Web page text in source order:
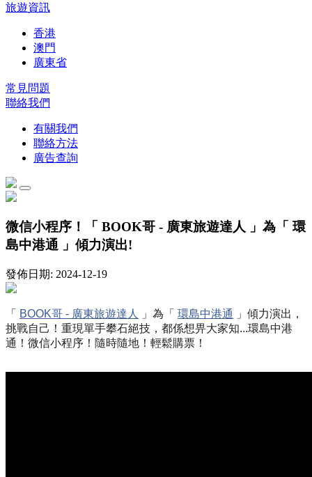
旅遊資訊
香港
澳門
廣東省
常見問題
聯絡我們
有關我們
聯絡方法
廣告查詢
微信小程序！「 BOOK哥 - 廣東旅遊達人 」為「 環
島中港通 」傾力演出!
發佈日期: 2024-12-19
「 BOOK哥 - 廣東旅遊達人 」為「 環島中港通
」傾力演出，
挑戰自己！重現單手攀石絕技，都係想畀大家知...環島中港
通！微信小程序！ 隨時隨地！輕鬆購票！